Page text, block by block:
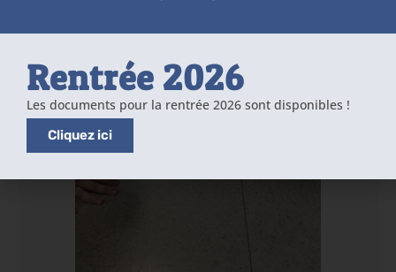
Rentrée 2026
Les documents pour la rentrée 2026 sont disponibles !
Cliquez ici